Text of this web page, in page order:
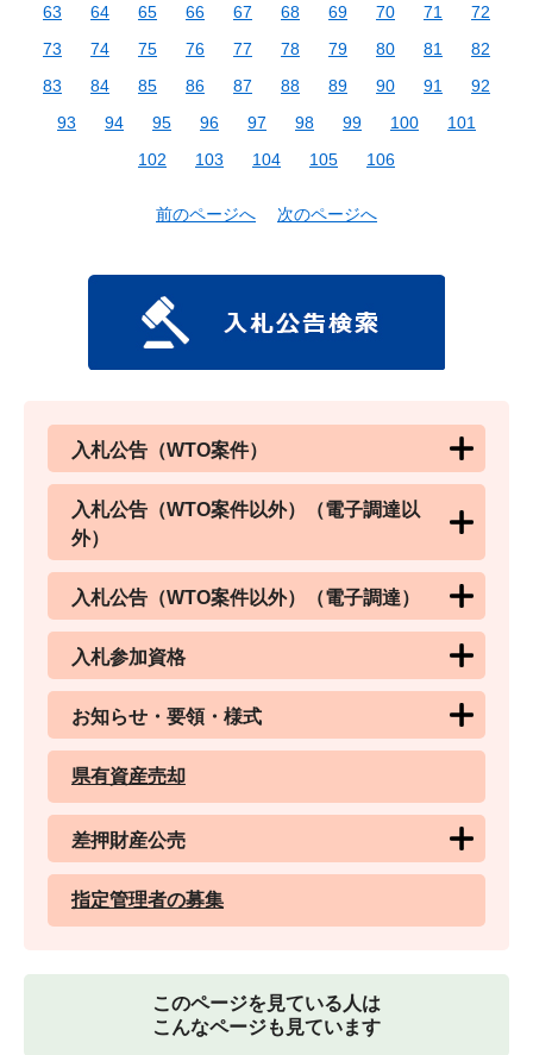
63
64 65 66 67 68 69 70 71
72
73
74 75 76 77 78 79 80 81
82
83
84 85 86 87 88 89 90 91
92
93
94 95 96 97 98 99 100
101
102
103 104 105 106
前のページへ 次のページへ
入札公告（WTO案件）
入札公告（WTO案件以外）（電子調達以
外）
入札公告（WTO案件以外）（電子調達）
入札参加資格
お知らせ・要領・様式
県有資産売却
差押財産公売
指定管理者の募集
このページを見ている人は
こんなページも見ています